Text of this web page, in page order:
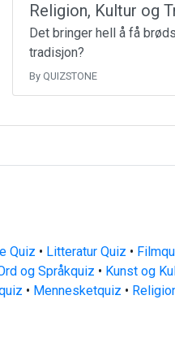
Religion, Kultur og
Det bringer hell å få
tradisjon?
By QUIZSTONE
Quiz • Litteratur Quiz •
og Språkquiz • Kunst og
• Mennesketquiz •